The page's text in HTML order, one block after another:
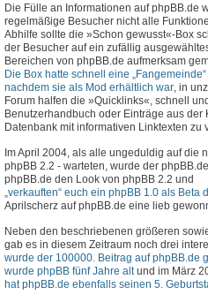
Die Fülle an Informationen auf phpBB.de
regelmäßige Besucher nicht alle
Abhilfe sollte die »Schon gewusst«-Box
der Besucher auf ein zufällig
Bereichen von phpBB.de aufmerksam
Die Box hatte schnell eine „Fangemeinde“
nachdem sie als Mod erhältlich war , in
Forum halfen die »Quicklinks«, schnell
Benutzerhandbuch oder Einträge aus
Datenbank mit informativen Linktexten zu
Im April 2004, als alle ungeduldig auf die
phpBB 2.2 - warteten, wurde der
phpBB.de den Look von phpBB 2.2 und
„verkauften“ euch ein phpBB 1.0 als Beta
Aprilscherz auf phpBB.de eine lieb
Neben den beschriebenen größeren
gab es in diesem Zeitraum noch drei
wurde der 100000. Beitrag auf phpBB.de
wurde phpBB fünf Jahre altund im März
hat phpBB.de ebenfalls seinen 5.